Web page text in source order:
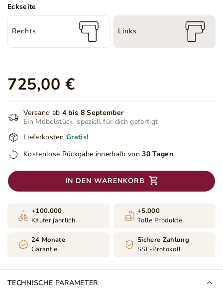
Eckseite
Rechts Links
725,00 €
Versand ab 4 bis 8 September
Ein Möbelstück, speziell für dich gefertigt
Lieferkosten Gratis!
Kostenlose Rückgabe innerhalb von 30 Tagen
IN DEN WARENKORB
+100.000
Käufer jährlich
+5.000
Tolle Produkte
24 Monate
Garantie
Sichere Zahlung
SSL-Protokoll
TECHNISCHE PARAMETER